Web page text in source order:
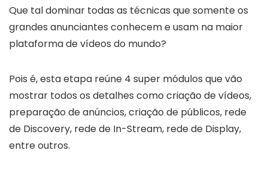
Que tal dominar todas as técnicas que somente os
grandes anunciantes conhecem e usam na maior
plataforma de vídeos do mundo?
Pois é, esta etapa reúne 4 super módulos que vão
mostrar todos os detalhes como criação de vídeos,
preparação de anúncios, criação de públicos, rede
de Discovery, rede de In-Stream, rede de Display,
entre outros.